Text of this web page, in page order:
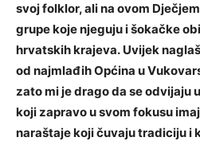
svoj folklor, ali na ovom
grupe koje njeguju i šokačke
hrvatskih krajeva. Uvijek
od najmlađih Općina u
zato mi je drago da se odvijaju
koji zapravo u svom fokusu
naraštaje koji čuvaju tradiciju i